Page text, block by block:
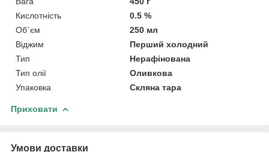
Кислотність
0.5 %
Об`єм
250 мл
Віджим
Перший холодний
Тип
Нерафінована
Тип олії
Оливкова
Упаковка
Скляна тара
Приховати
Умови доставки